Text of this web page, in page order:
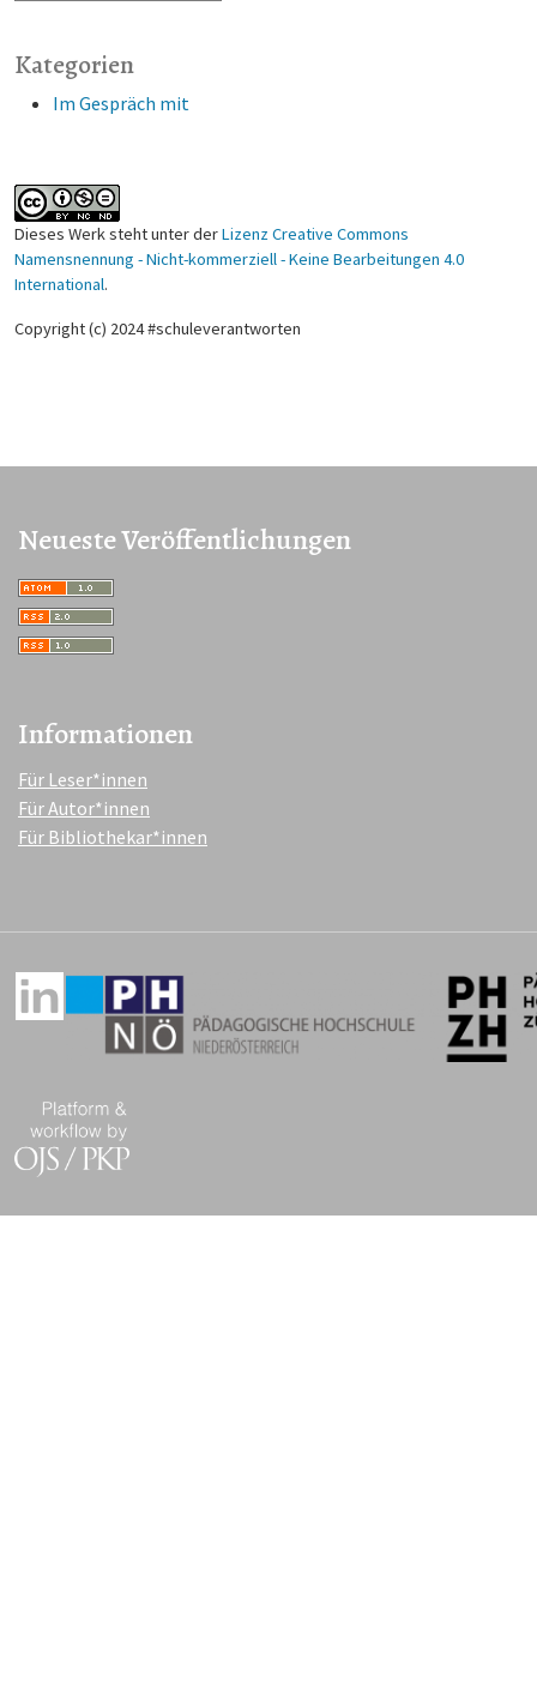
Kategorien
Im Gespräch mit
Dieses Werk steht unter derLizenz Creative Commons
Namensnennung - Nicht-kommerziell - Keine Bearbeitungen 4.0
International.
Copyright (c) 2024 #schuleverantworten
Neueste Veröffentlichungen
Informationen
Für Leser*innen
Für Autor*innen
Für Bibliothekar*innen